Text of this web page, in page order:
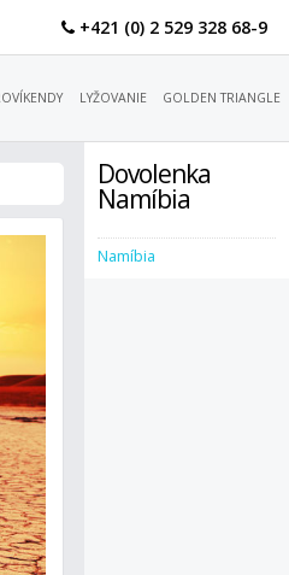
+421 (0) 2 529 328 68-9
LYŽOVANIE GOLDEN TRIANGLE
Dovolenka
Namíbia
Namíbia